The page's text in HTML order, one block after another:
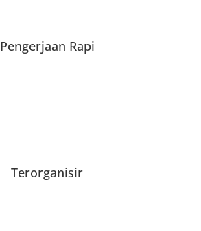
Pengerjaan Rapi
Terorganisir